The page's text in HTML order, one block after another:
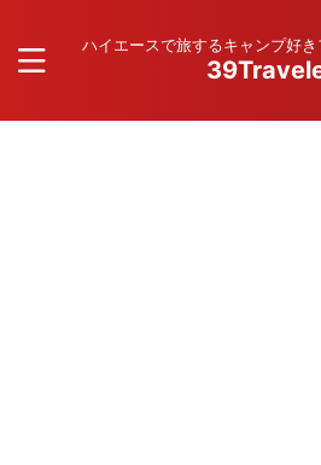
ハイエースで旅するキャンプ好